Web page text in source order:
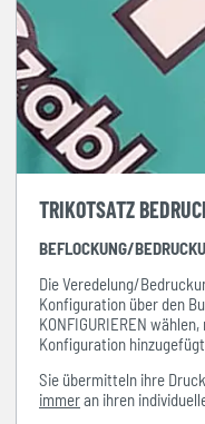
TRIKOTSATZ
BEFLOCKUNG/
Die Veredelung/
Konfiguration über den
KONFIGURIEREN
Konfiguration
Sie übermitteln ihre
immeran ihren